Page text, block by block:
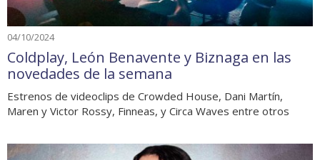
04/10/2024
Coldplay, León Benavente y Biznaga en las
novedades de la semana
Estrenos de videoclips de Crowded House, Dani Martín,
Maren y Victor Rossy, Finneas, y Circa Waves entre otros